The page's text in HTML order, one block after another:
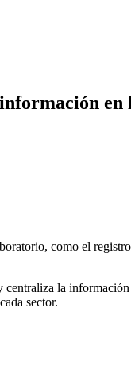
información
como el
la
sector.